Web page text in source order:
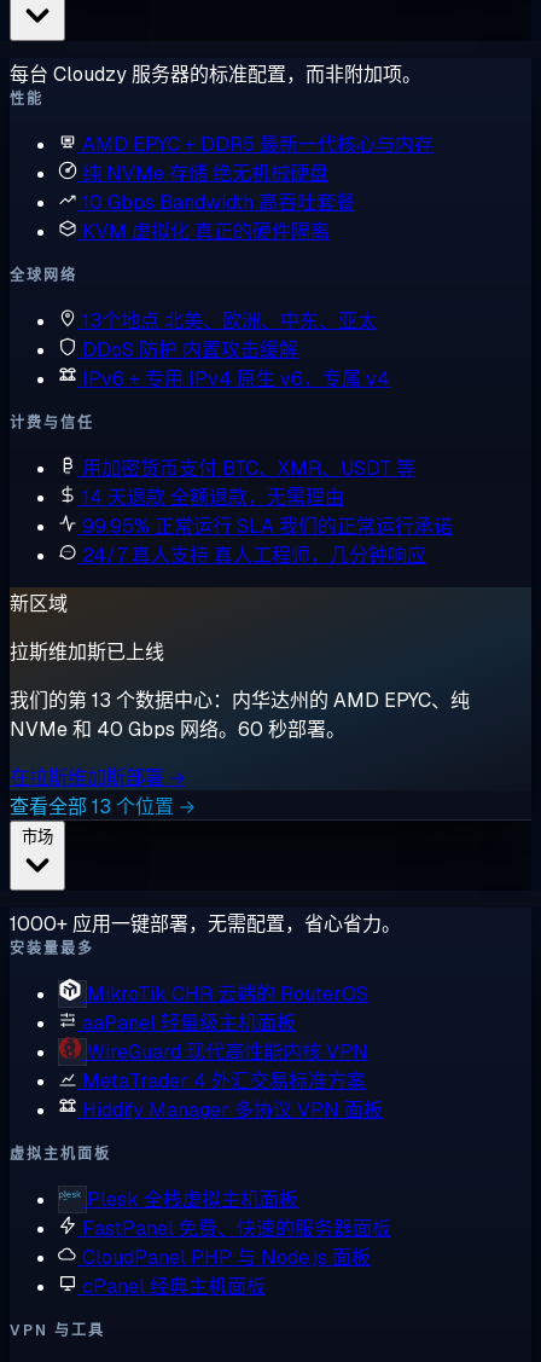
每台 Cloudzy 服务器的标准配置，而非附加项。
性能
AMD EPYC + DDR5 最新一代核心与内存
纯 NVMe 存储绝无机械硬盘
10 Gbps Bandwidth 高吞吐套餐
KVM 虚拟化 真正的硬件隔离
全球网络
13个地点 北美、欧洲、中东、亚太
DDoS 防护 内置攻击缓解
IPv6 + 专用 IPv4 原生 v6，专属 v4
计费与信任
用加密货币支付 BTC、XMR、USDT 等
14 天退款全额退款，无需理由
99.95% 正常运行 SLA我们的正常运行承诺
24/7 真人支持 真人工程师，几分钟响应
新区域
拉斯维加斯已上线
我们的第 13 个数据中心：内华达州的 AMD EPYC、纯
NVMe 和 40 Gbps 网络。60 秒部署。
在拉斯维加斯部署 →
查看全部 13 个位置 →
1000+ 应用一键部署，无需配置，省心省力。
安装量最多
MikroTik CHR 云端的 RouterOS
aaPanel轻量级主机面板
WireGuard 现代高性能内核 VPN
MetaTrader 4 外汇交易标准方案
Hiddify Manager 多协议 VPN 面板
虚拟主机面板
Plesk 全栈虚拟主机面板
FastPanel 免费、快速的服务器面板
CloudPanel PHP 与 Node.js 面板
cPanel经典主机面板
VPN 与工具